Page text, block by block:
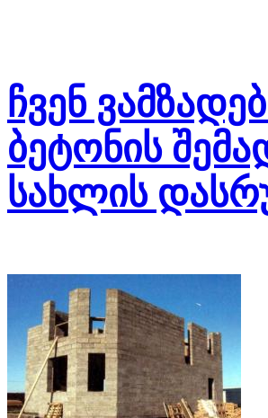
ჩვენ
ბეტონის
სახლის